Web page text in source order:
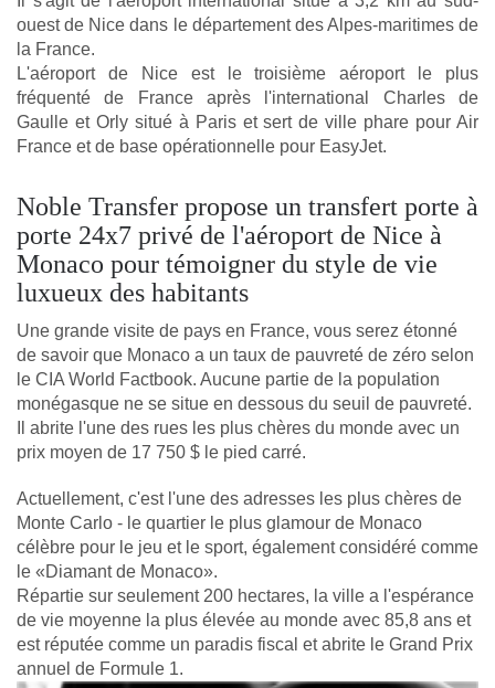
ouest de Nice dans le département des Alpes-maritimes de
la France.
L'aéroport de Nice est le troisième aéroport le plus
fréquenté de France après l'international Charles de
Gaulle et Orly situé à Paris et sert de ville phare pour Air
France et de base opérationnelle pour EasyJet.
Noble Transfer propose un transfert porte à
porte 24x7 privé de l'aéroport de Nice à
Monaco pour témoigner du style de vie
luxueux des habitants
Une grande visite de pays en France, vous serez étonné
de savoir que Monaco a un taux de pauvreté de zéro selon
le CIA World Factbook. Aucune partie de la population
monégasque ne se situe en dessous du seuil de pauvreté.
Il abrite l'une des rues les plus chères du monde avec un
prix moyen de 17 750 $ le pied carré.
Actuellement, c'est l'une des adresses les plus chères de
Monte Carlo - le quartier le plus glamour de Monaco
célèbre pour le jeu et le sport, également considéré comme
le «Diamant de Monaco».
Répartie sur seulement 200 hectares, la ville a l'espérance
de vie moyenne la plus élevée au monde avec 85,8 ans et
est réputée comme un paradis fiscal et abrite le Grand Prix
annuel de Formule 1.